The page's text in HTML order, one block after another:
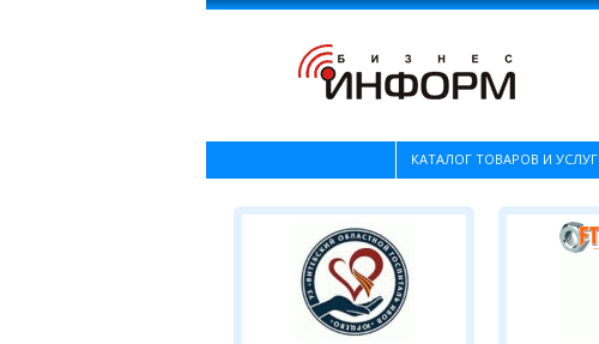
КАТАЛОГ ТОВАРОВ И УСЛУГ